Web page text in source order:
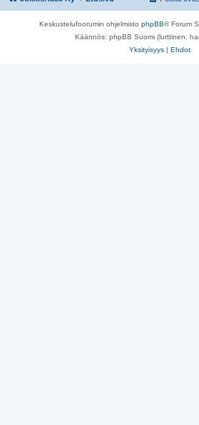
Keskustelufoorumin ohjelmisto phpBB® Forum
Käännös: phpBB Suomi (lurttinen,
Yksityisyys | Ehdot